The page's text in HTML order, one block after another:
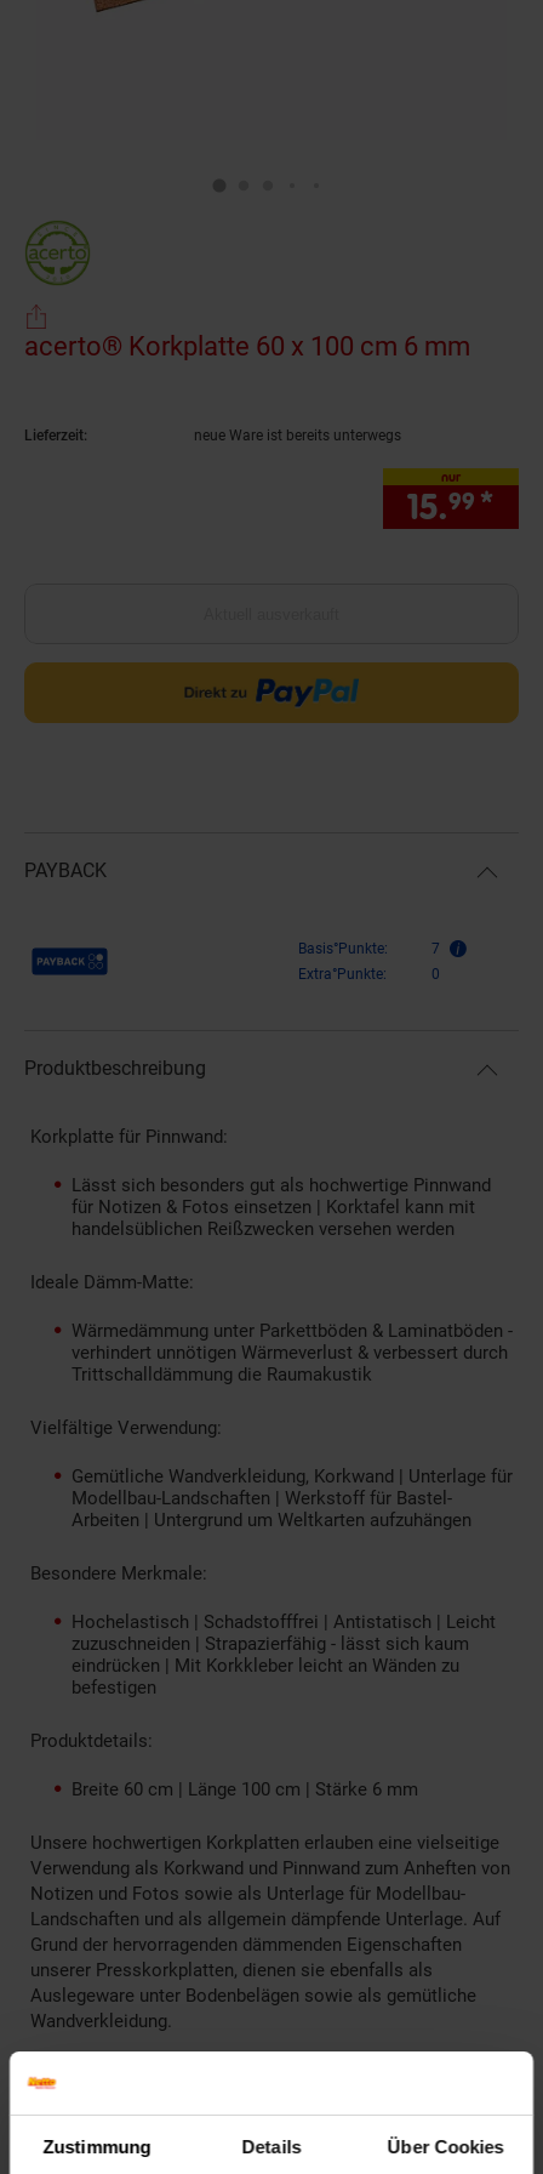
Zustimmung Details Über Cookies
acerto® Korkplatte 60 x 100 cm 6 mm
Lieferzeit: neue Ware ist bereits unterwegs
nur
15.99 *
PAYBACK
Payback Punkte Basis°Punkte:
7
Extra°Punkte:
0
Produktbeschreibung
Korkplatte für Pinnwand:
Lässt sich besonders gut als hochwertige Pinnwand
für Notizen & Fotos einsetzen | Korktafel kann mit
handelsüblichen Reißzwecken versehen werden
Ideale Dämm-Matte:
Wärmedämmung unter Parkettböden & Laminatböden -
verhindert unnötigen Wärmeverlust & verbessert durch
Trittschalldämmung die Raumakustik
Vielfältige Verwendung:
Gemütliche Wandverkleidung, Korkwand | Unterlage für
Modellbau-Landschaften | Werkstoff für Bastel-
Arbeiten | Untergrund um Weltkarten aufzuhängen
Besondere Merkmale:
Hochelastisch | Schadstofffrei | Antistatisch | Leicht
zuzuschneiden | Strapazierfähig - lässt sich kaum
eindrücken | Mit Korkkleber leicht an Wänden zu
befestigen
Produktdetails:
Breite 60 cm | Länge 100 cm | Stärke 6 mm
Unsere hochwertigen Korkplatten erlauben eine vielseitige
Verwendung als Korkwand und Pinnwand zum Anheften von
Notizen und Fotos sowie als Unterlage für Modellbau-
Landschaften und als allgemein dämpfende Unterlage. Auf
Grund der hervorragenden dämmenden Eigenschaften
unserer Presskorkplatten, dienen sie ebenfalls als
Auslegeware unter Bodenbelägen sowie als gemütliche
Wandverkleidung.
Hochelastisch
Schadstofffrei